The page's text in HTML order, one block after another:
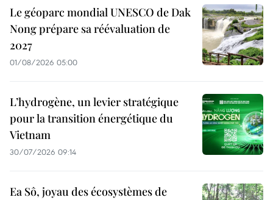
Le géoparc mondial UNESCO de Dak
Nong prépare sa réévaluation de
2027
01/08/2026 05:00
L’hydrogène, un levier stratégique
pour la transition énergétique du
Vietnam
30/07/2026 09:14
Ea Sô, joyau des écosystèmes de